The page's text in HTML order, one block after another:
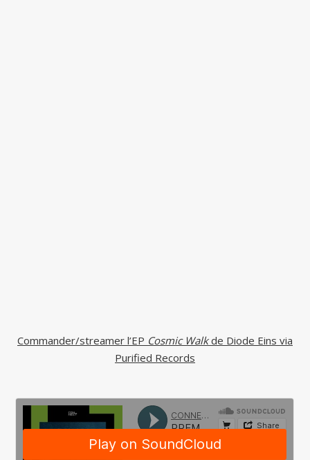
Commander/streamer l’EP Cosmic Walkde Diode Eins via
Purified Records